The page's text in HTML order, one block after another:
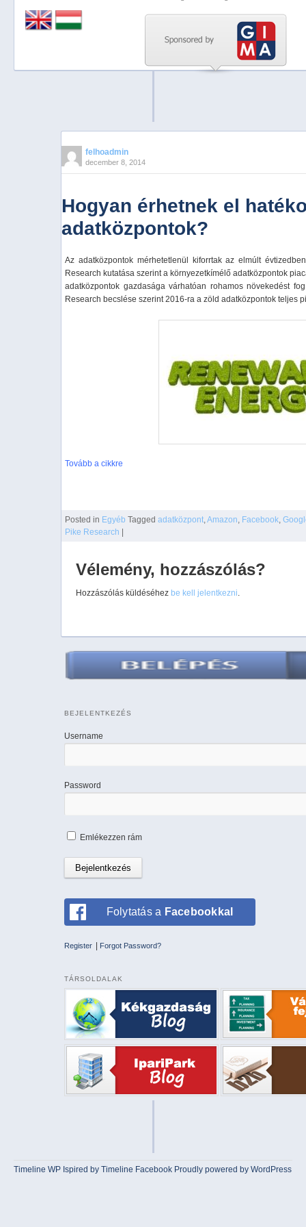
felhoadmin
december 8, 2014
Hogyan érhetnek el
adatközpontok?
Az adatközpontok mérhetetlenül kiforrtak az elmúlt
Research kutatása szerint a környezetkímélő adatközpontok
adatközpontok gazdasága várhatóan rohamos növekedést
Research becslése szerint 2016-ra a zöld adatközpontok teljes
Tovább a cikkre
Posted in Egyéb Tagged adatközpont,Amazon, Facebook,
Pike Research
Vélemény, hozzászólás?
Hozzászólás küldéséhez be kell jelentkezni.
BEJELENTKEZÉS
Username
Password
Emlékezzen rám
Folytatás a Facebookkal
Register Forgot Password?
TÁRSOLDALAK
Timeline WP Ispired byTimeline Facebook Proudly powered by WordPress